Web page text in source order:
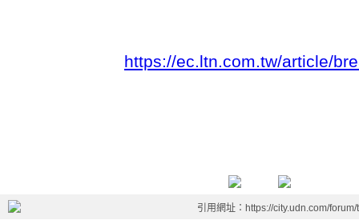
https://ec.ltn.com.tw/article/
引用網址：https://city.udn.com/